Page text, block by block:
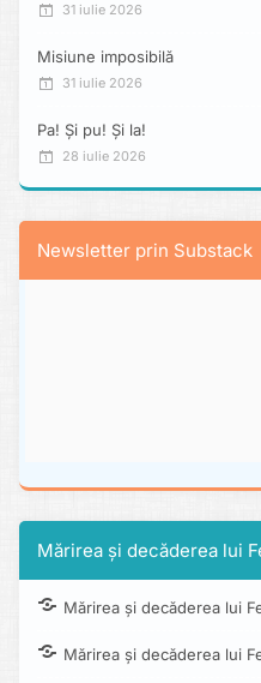
31 iulie 2026
Misiune imposibilă
31 iulie 2026
Pa! Și pu! Și la!
28 iulie 2026
Newsletter prin Substack
Mărirea și decăderea lui
Mărirea și decăderea lui
Mărirea și decăderea lui